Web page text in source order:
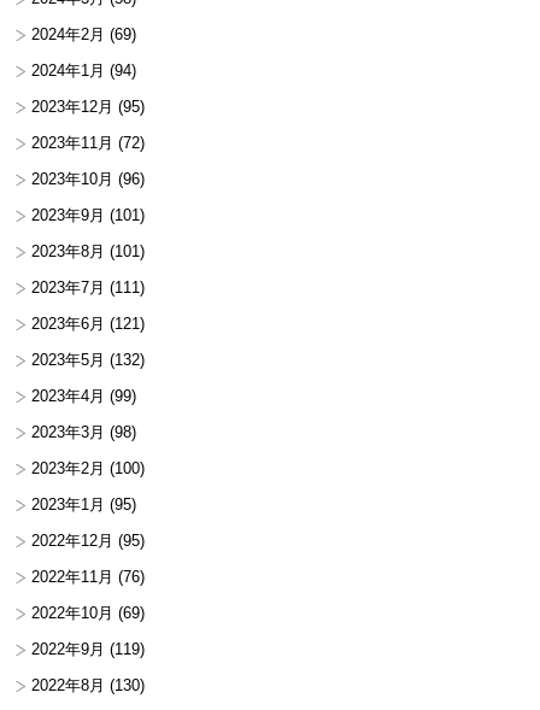
2024年2月 (69)
2024年1月 (94)
2023年12月 (95)
2023年11月 (72)
2023年10月 (96)
2023年9月 (101)
2023年8月 (101)
2023年7月 (111)
2023年6月 (121)
2023年5月 (132)
2023年4月 (99)
2023年3月 (98)
2023年2月 (100)
2023年1月 (95)
2022年12月 (95)
2022年11月 (76)
2022年10月 (69)
2022年9月 (119)
2022年8月 (130)